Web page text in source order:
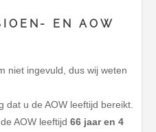
EN AOW
niet ingevuld, dus wij weten
dat u de AOW leeftijd bereikt.
AOW leeftijd 66 jaar en 4